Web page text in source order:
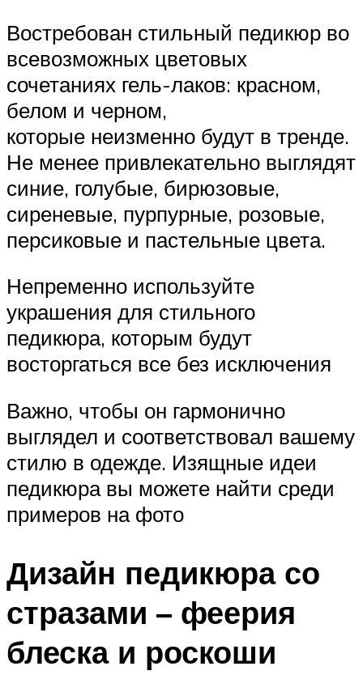
Востребован стильный педикюр во
всевозможных цветовых
сочетаниях гель-лаков: красном,
белом и черном,
которые неизменно будут в тренде.
Не менее привлекательно выглядят
синие, голубые, бирюзовые,
сиреневые, пурпурные, розовые,
персиковые и пастельные цвета.
Непременно используйте
украшения для стильного
педикюра, которым будут
восторгаться все без исключения
Важно, чтобы он гармонично
выглядел и соответствовал вашему
стилю в одежде. Изящные идеи
педикюра вы можете найти среди
примеров на фото
Дизайн педикюра со
стразами – феерия
блеска и роскоши